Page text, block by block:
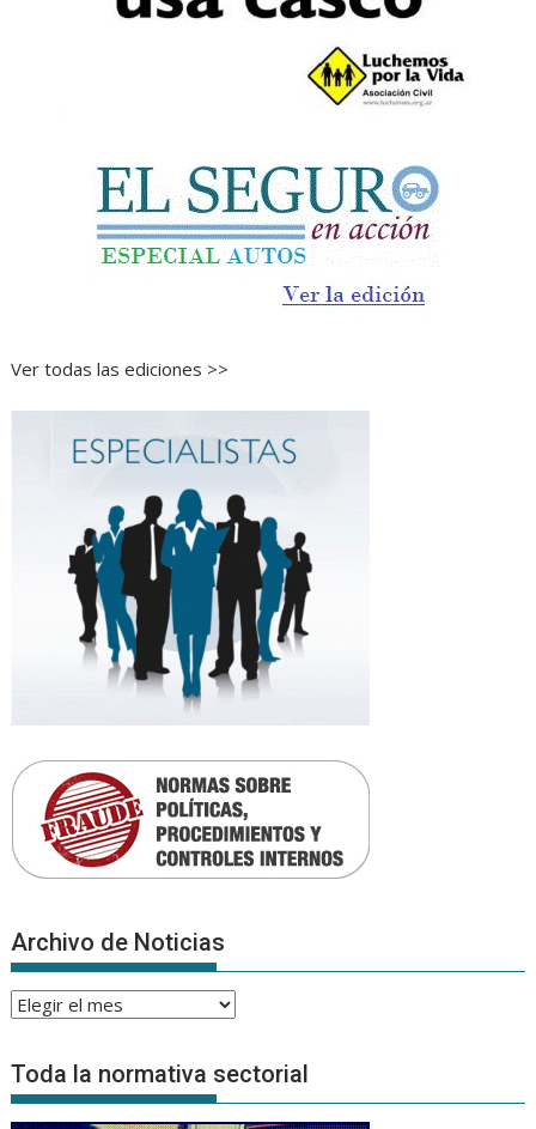
Ver todas las ediciones >>
Archivo de Noticias
Archivo
Noticias
Toda la normativa sectorial